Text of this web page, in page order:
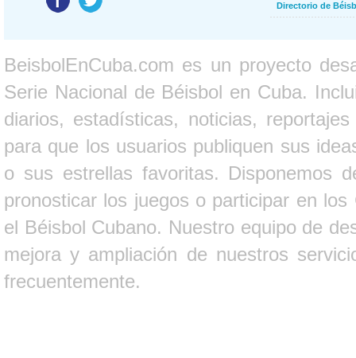
Directorio de
BeisbolEnCuba.com es un proyecto
Serie Nacional de Béisbol en Cuba.
diarios, estadísticas, noticias,
para que los usuarios publiquen sus
o sus estrellas favoritas. Disponemos
pronosticar los juegos o participar en
el Béisbol Cubano. Nuestro equipo de
mejora y ampliación de nuestros
frecuentemente.